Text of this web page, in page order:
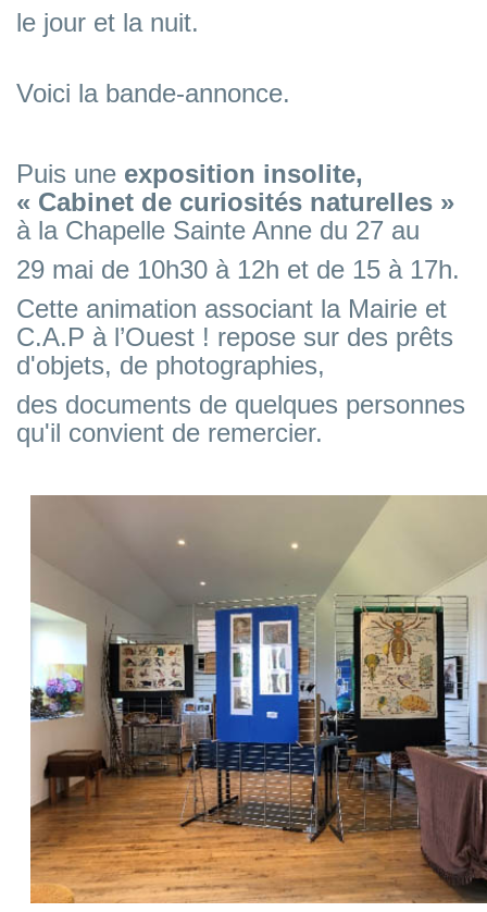
le jour et la nuit.
Voici la bande-annonce.
Puis une exposition insolite,
« Cabinet de curiosités naturelles »
à la Chapelle Sainte Anne du 27 au
29 mai de 10h30 à 12h et de 15 à 17h.
Cette animation associant la Mairie et
C.A.P à l’Ouest ! repose sur des prêts
d'objets, de photographies,
des documents de quelques personnes
qu'il convient de remercier.